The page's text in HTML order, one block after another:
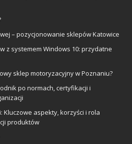
– pozycjonowanie sklepów Katowice
z systemem Windows 10: przydatne
sklep motoryzacyjny w Poznaniu?
po normach, certyfikacji i
Kluczowe aspekty, korzyści i rola
produktów